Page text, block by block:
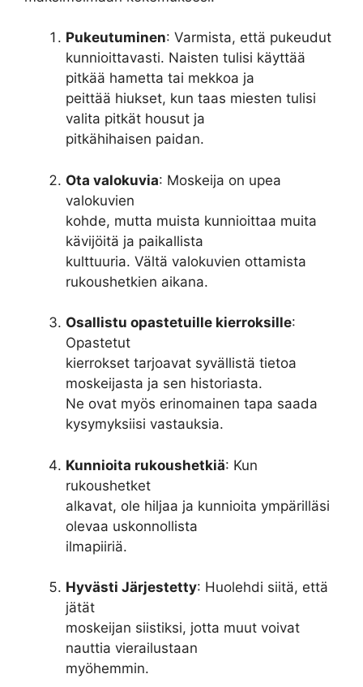
Pukeutuminen: Varmista, että pukeudut
kunnioittavasti. Naisten tulisi käyttää
pitkää hametta tai mekkoa ja
peittää hiukset, kun taas miesten tulisi
valita pitkät housut ja
pitkähihaisen paidan.
Ota valokuvia: Moskeija on upea
valokuvien
kohde, mutta muista kunnioittaa muita
kävijöitä ja paikallista
kulttuuria. Vältä valokuvien ottamista
rukoushetkien aikana.
Osallistu opastetuille kierroksille:
Opastetut
kierrokset tarjoavat syvällistä tietoa
moskeijasta ja sen historiasta.
Ne ovat myös erinomainen tapa saada
kysymyksiisi vastauksia.
Kunnioita rukoushetkiä: Kun
rukoushetket
alkavat, ole hiljaa ja kunnioita ympärilläsi
olevaa uskonnollista
ilmapiiriä.
Hyvästi Järjestetty: Huolehdi siitä, että
jätät
moskeijan siistiksi, jotta muut voivat
nauttia vierailustaan
myöhemmin.